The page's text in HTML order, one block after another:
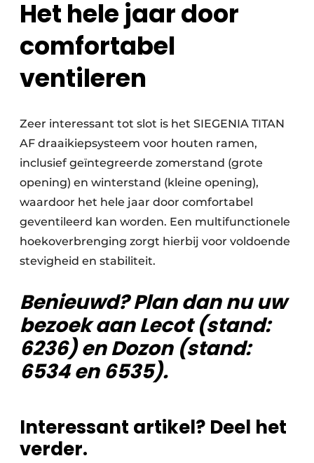
Het hele jaar door
comfortabel
ventileren
Zeer interessant tot slot is het SIEGENIA TITAN
AF draaikiepsysteem voor houten ramen,
inclusief geïntegreerde zomerstand (grote
opening) en winterstand (kleine opening),
waardoor het hele jaar door comfortabel
geventileerd kan worden. Een multifunctionele
hoekoverbrenging zorgt hierbij voor voldoende
stevigheid en stabiliteit.
Benieuwd? Plan dan nu uw
bezoek aan Lecot (stand:
6236) en Dozon (stand:
6534 en 6535).
Interessant artikel? Deel het
verder.